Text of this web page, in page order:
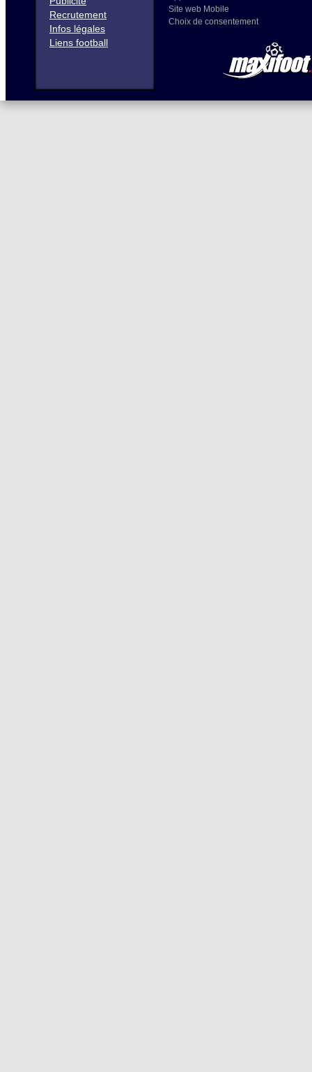
Recrutement
Infos légales
Liens football
Site web Mobile
Choix de consentement